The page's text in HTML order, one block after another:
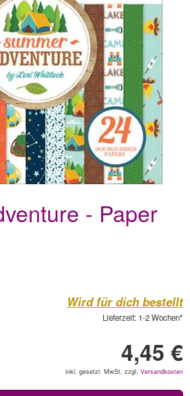
- Paper
Wird für dich bestellt
Lieferzeit: 1-2 Wochen*
4,45 €
inkl. gesetzl. MwSt, zzgl. Versandkosten